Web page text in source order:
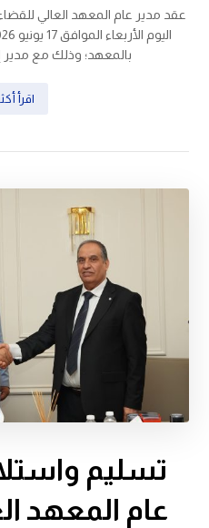
عقد مدير عام المعهد العالي
بالمعهد؛ وذلك مع مدير
اقرأ
تسليم
عام المعهد